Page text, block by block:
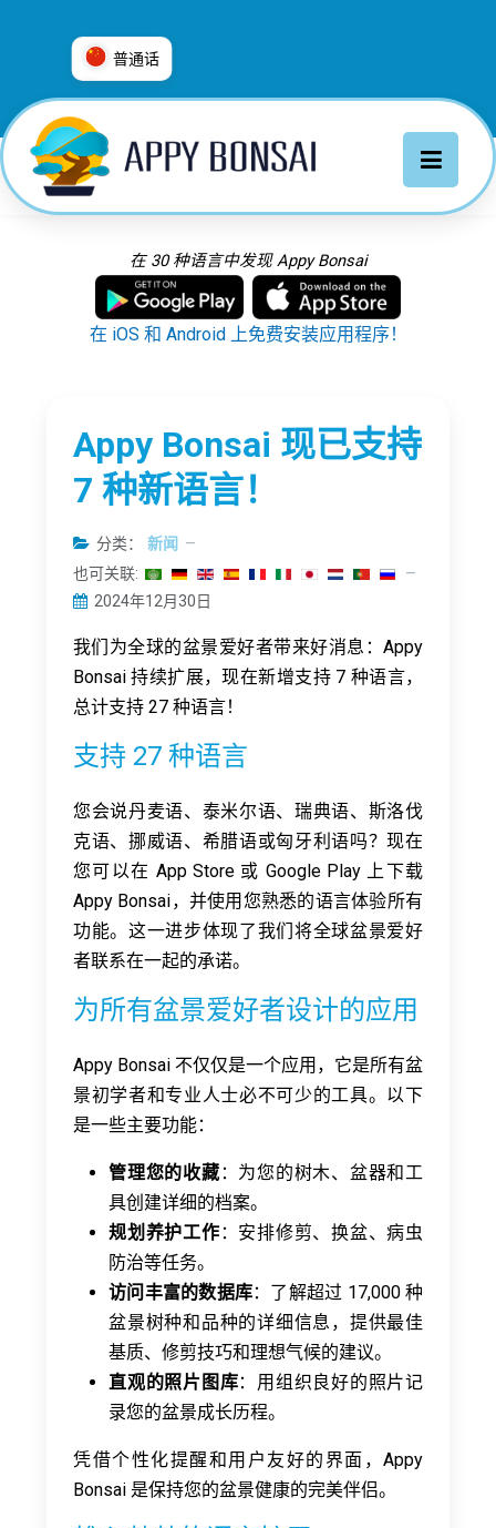
普通话
العربية
Deutsch
Français
Italiano
日本語
Русский
在 30 种语言中发现 Appy Bonsai
在 iOS 和 Android 上免费安装应用程序！
Appy Bonsai 现已支持
7 种新语言！
分类：
新闻
也可关联:
2024年12月30日
我们为全球的盆景爱好者带来好消息：Appy
Bonsai 持续扩展，现在新增支持 7 种语言，
总计支持 27 种语言！
支持 27 种语言
您会说丹麦语、泰米尔语、瑞典语、斯洛伐
克语、挪威语、希腊语或匈牙利语吗？现在
您可以在 App Store 或 Google Play 上下载
Appy Bonsai，并使用您熟悉的语言体验所有
功能。这一进步体现了我们将全球盆景爱好
者联系在一起的承诺。
为所有盆景爱好者设计的应用
Appy Bonsai 不仅仅是一个应用，它是所有盆
景初学者和专业人士必不可少的工具。以下
是一些主要功能：
管理您的收藏 ：为您的树木、盆器和工
具创建详细的档案。
规划养护工作 ：安排修剪、换盆、病虫
防治等任务。
访问丰富的数据库：了解超过 17,000 种
盆景树种和品种的详细信息，提供最佳
基质、修剪技巧和理想气候的建议。
直观的照片图库：用组织良好的照片记
录您的盆景成长历程。
凭借个性化提醒和用户友好的界面，Appy
Bonsai 是保持您的盆景健康的完美伴侣。